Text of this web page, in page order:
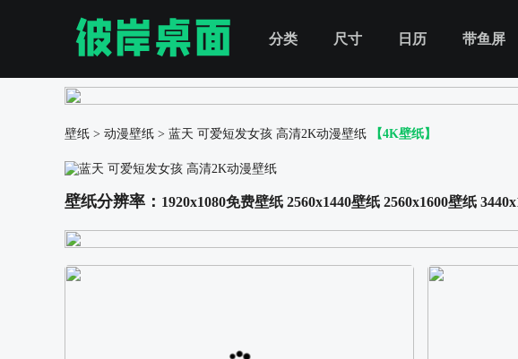
分类 尺寸 日历 带鱼屏
壁纸 > 动漫壁纸 > 蓝天 可爱短发女孩 高清2K动漫壁纸 【4K壁纸】
壁纸分辨率： 1920x1080免费壁纸 2560x1440壁纸 2560x1600壁纸